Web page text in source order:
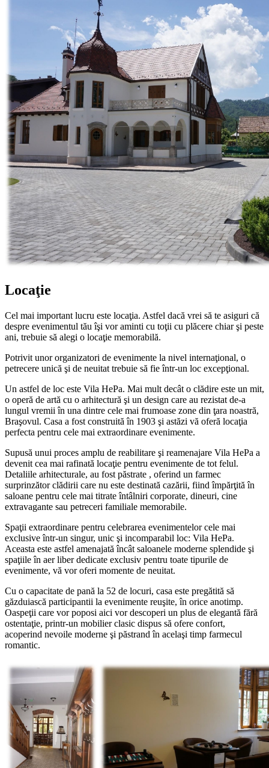
Locaţie
Cel mai important lucru este locaţia. Astfel dacă vrei să te asiguri că
despre evenimentul tău îşi vor aminti cu toţii cu plăcere chiar şi peste
ani, trebuie să alegi o locaţie memorabilă.
Potrivit unor organizatori de evenimente la nivel internaţional, o
petrecere unică şi de neuitat trebuie să fie într-un loc excepţional.
Un astfel de loc este Vila HePa. Mai mult decât o clădire este un mit,
o operă de artă cu o arhitectură şi un design care au rezistat de-a
lungul vremii în una dintre cele mai frumoase zone din ţara noastră,
Braşovul. Casa a fost construită în 1903 şi astăzi vă oferă locaţia
perfecta pentru cele mai extraordinare evenimente.
Supusă unui proces amplu de reabilitare şi reamenajare Vila HePa a
devenit cea mai rafinată locaţie pentru evenimente de tot felul.
Detaliile arhitecturale, au fost păstrate , oferind un farmec
surprinzător clădirii care nu este destinată cazării, fiind împărţită în
saloane pentru cele mai titrate întâlniri corporate, dineuri, cine
extravagante sau petreceri familiale memorabile.
Spaţii extraordinare pentru celebrarea evenimentelor cele mai
exclusive într-un singur, unic şi incomparabil loc: Vila HePa.
Aceasta este astfel amenajată încât saloanele moderne splendide şi
spaţiile în aer liber dedicate exclusiv pentru toate tipurile de
evenimente, vă vor oferi momente de neuitat.
Cu o capacitate de pană la 52 de locuri, casa este pregătită să
găzduiască participantii la evenimente reuşite, în orice anotimp.
Oaspeţii care vor poposi aici vor descoperi un plus de elegantă fără
ostentaţie, printr-un mobilier clasic dispus să ofere confort,
acoperind nevoile moderne şi păstrand în acelaşi timp farmecul
romantic.